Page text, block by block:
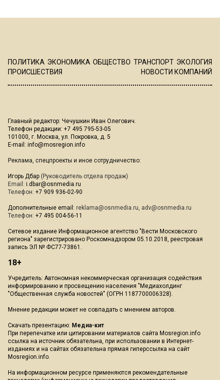
ПОЛИТИКА ЭКОНОМИКА ОБЩЕСТВО ТРАНСПОРТ ЭКОЛОГИЯ
ПРОИСШЕСТВИЯ
НОВОСТИ КОМПАНИЙ
Главный редактор: Чечушкин Иван Олегович.
Телефон редакции: +7 495 795-53-05
101000, г. Москва, ул. Покровка, д. 5
E-mail: info@mosregion.info
Реклама, спецпроекты и иное сотрудничество:
Игорь Дбар (Руководитель отдела продаж)
Email: i.dbar@osnmedia.ru
Телефон: +7 909 936-02-90
Дополнительные email: reklama@osnmedia.ru, adv@osnmedia.ru
Телефон: +7 495 004-56-11
Сетевое издание Информационное агентство "Вести Московского
региона" зарегистрировано Роскомнадзором 05.10.2018, реестровая
запись ЭЛ № ФС77-73861.
18+
Учредитель: Автономная некоммерческая организация содействия
информированию и просвещению населения "Медиахолдинг
"Общественная служба новостей" (ОГРН 1187700006328).
Мнение редакции может не совпадать с мнением авторов.
Скачать презентацию: Медиа-кит
При перепечатке или цитировании материалов сайта Mosregion.info
ссылка на источник обязательна, при использовании в Интернет-
изданиях и на сайтах обязательна прямая гиперссылка на сайт
Mosregion.info.
На информационном ресурсе применяются рекомендательные